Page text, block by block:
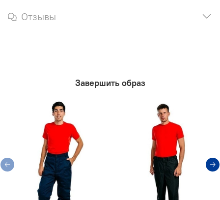
Отзывы
Завершить образ